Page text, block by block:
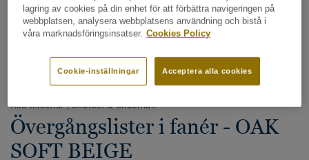
Hela kollektionen - LRV och NCS (15)
Alla tillbehör|Skötsel & Underhåll
Övergångslister i fanér - OAK
SOFT BEIGE
lagring av cookies på din enhet för att förbättra navigeringen på
webbplatsen, analysera webbplatsens användning och bistå i
våra marknadsföringsinsatser. Cookies Policy
Acceptera alla cookies
Cookie-inställningar